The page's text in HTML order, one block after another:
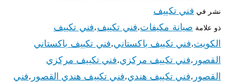
نشر في فني تكييف
ذو علامة صيانة مكيفات،فني تكييف،فني تكييف
الكويت،فني تكييف باكستاني،فني تكييف باكستاني
القصور ،فني تكييف مركزي،فني تكييف مركزي
القصور ،فني تكييف هندي،فني تكييف هندي القصور ،فني